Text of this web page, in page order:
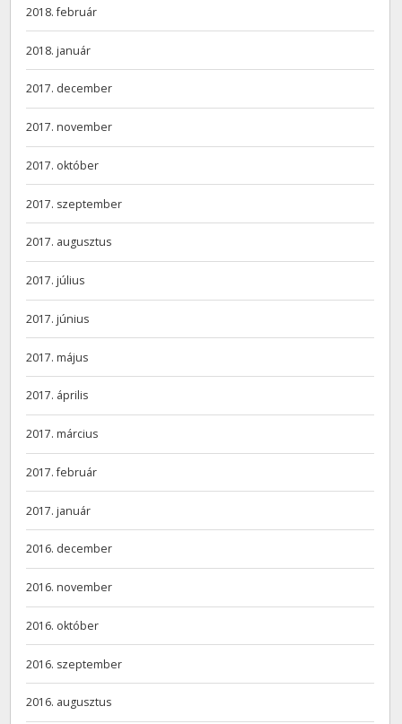
2018. február
2018. január
2017. december
2017. november
2017. október
2017. szeptember
2017. augusztus
2017. július
2017. június
2017. május
2017. április
2017. március
2017. február
2017. január
2016. december
2016. november
2016. október
2016. szeptember
2016. augusztus